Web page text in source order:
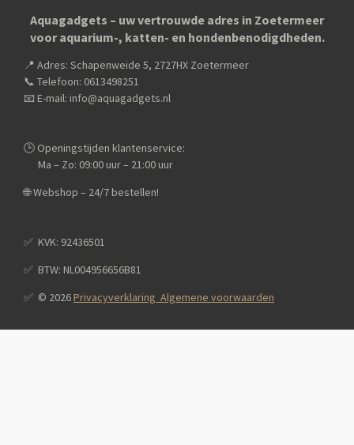
b
o
k
a
g
a
m
s
A
p
Aquagadgets – uw vertrouwde adres in Zoetermeer
voor aquarium-, katten- en hondenbenodigdheden.
📍 Adres: Schapenweide 5, 2727HX Zoetermeer
📞 Telefoon: 0613498251
📧 E-mail: info@aquagadgets.nl
🕒 Openingstijden klantenservice:
Ma – Zo: 09:00 uur – 21:00 uur
🌐 Webshop – 24/7 bestellen!
✅️ KVK: 92436501
✅️ BTW: NL004956656B81
✅️ © 2026Privacyverklaring Algemene voorwaarden